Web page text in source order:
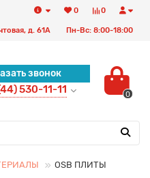
0
0
д. 61А Пн-Вс: 8:00-18:00
звонок
530-11-11 0
OSB ПЛИТЫ